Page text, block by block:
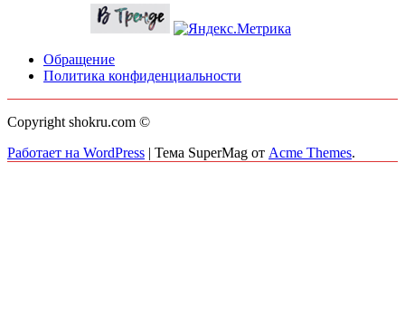
Обращение
Политика конфиденциальности
Copyright shokru.com ©
Работает на WordPress | Тема SuperMag от Acme Themes.